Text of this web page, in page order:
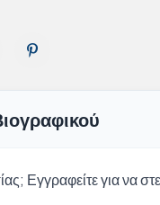
Εγγραφείτε για να